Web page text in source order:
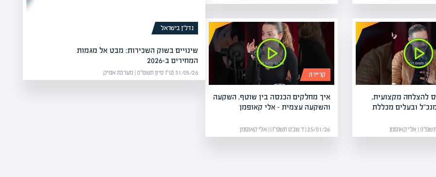
להצלחה מקצועית,
ובעלים מכללת
קריירה
איך מחלקים הכנסה בין שוטף, השקעה
והשקעה עצמית – אלי קאופמן
25/01/26 (ז׳ שבט תשפ״ו) | אלי קאופמן
נדל”ן בישראל
שינויים בשוק השכירות: מבט אל מגמות
המחירים ב-2026
31/05/26 (ט״ו סיון תשפ״ו) | מערכת אפיק